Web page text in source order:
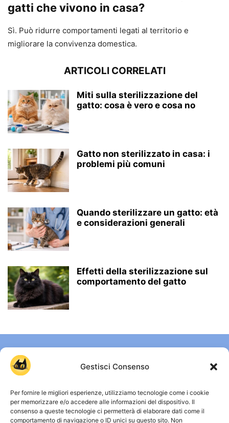
Gestisci Consenso
Per fornire le migliori esperienze, utilizziamo tecnologie come i cookie
per memorizzare e/o accedere alle informazioni del dispositivo. Il
consenso a queste tecnologie ci permetterà di elaborare dati come il
comportamento di navigazione o ID unici su questo sito. Non
gatti che vivono in casa?
Sì. Può ridurre comportamenti legati al territorio e
migliorare la convivenza domestica.
ARTICOLI CORRELATI
Miti sulla sterilizzazione del
gatto: cosa è vero e cosa no
Gatto non sterilizzato in casa: i
problemi più comuni
Quando sterilizzare un gatto: età
e considerazioni generali
Effetti della sterilizzazione sul
comportamento del gatto